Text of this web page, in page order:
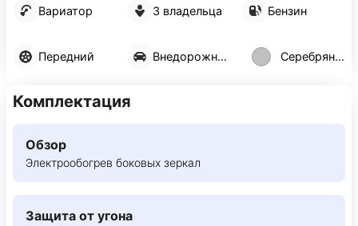
Вариатор 3 владельца Бензин
Передний Внедорожник 5 дв. Серебряный
Комплектация
Обзор
Электрообогрев боковых зеркал
Защита от угона